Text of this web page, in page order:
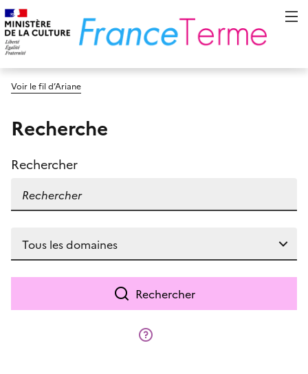
Voir le fil d’Ariane
Recherche
Rechercher
Rechercher